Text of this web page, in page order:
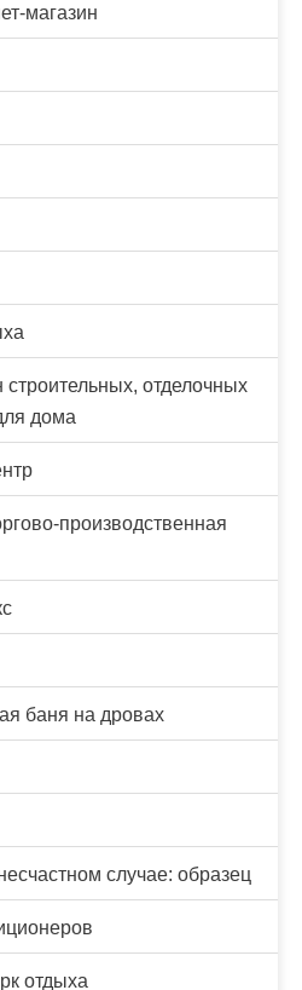
магазин
отделочных
дома
производственная
баня на дровах
случае: образец
отдыха